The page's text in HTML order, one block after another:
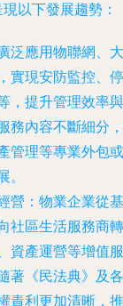
以下發展趨勢：
泛應用物聯網、
實現安防監控、
，提升管理效率與
務內容不斷細分
管理等專業外包
。
營 ：物業企業從
社區生活服務商
資產運營等增值服
著《民法典》及
責利更加清晰，